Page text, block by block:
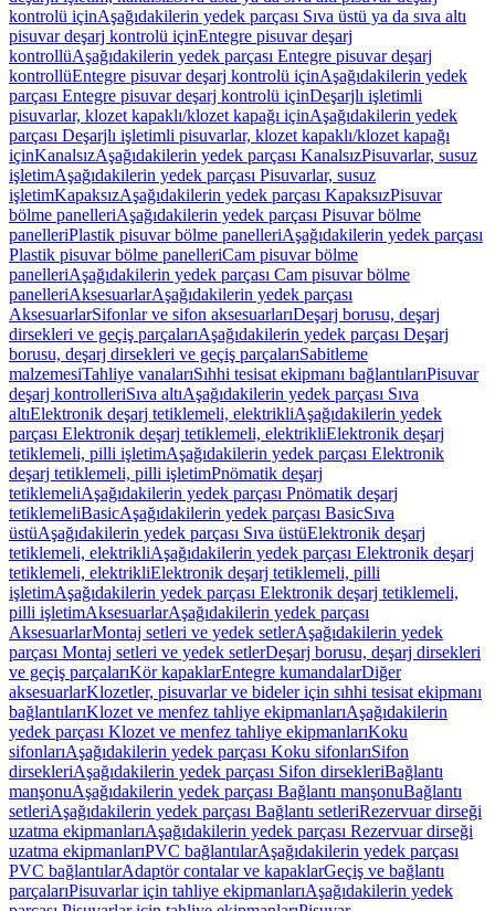
kontrolü içinAşağıdakilerin yedek parçası Sıva üstü ya da sıva altı
pisuvar deşarj kontrolü içinEntegre pisuvar deşarj
kontrollüAşağıdakilerin yedek parçası Entegre pisuvar deşarj
kontrollüEntegre pisuvar deşarj kontrolü içinAşağıdakilerin yedek
parçası Entegre pisuvar deşarj kontrolü içinDeşarjlı işletimli
pisuvarlar, klozet kapaklı/klozet kapağı içinAşağıdakilerin yedek
parçası Deşarjlı işletimli pisuvarlar, klozet kapaklı/klozet kapağı
içinKanalsızAşağıdakilerin yedek parçası KanalsızPisuvarlar, susuz
işletimAşağıdakilerin yedek parçası Pisuvarlar, susuz
işletimKapaksızAşağıdakilerin yedek parçası KapaksızPisuvar
bölme panelleriAşağıdakilerin yedek parçası Pisuvar bölme
panelleriPlastik pisuvar bölme panelleriAşağıdakilerin yedek parçası
Plastik pisuvar bölme panelleriCam pisuvar bölme
panelleriAşağıdakilerin yedek parçası Cam pisuvar bölme
panelleriAksesuarlarAşağıdakilerin yedek parçası
AksesuarlarSifonlar ve sifon aksesuarlarıDeşarj borusu, deşarj
dirsekleri ve geçiş parçalarıAşağıdakilerin yedek parçası Deşarj
borusu, deşarj dirsekleri ve geçiş parçalarıSabitleme
malzemesiTahliye vanalarıSıhhi tesisat ekipmanı bağlantılarıPisuvar
deşarj kontrolleriSıva altıAşağıdakilerin yedek parçası Sıva
altıElektronik deşarj tetiklemeli, elektrikliAşağıdakilerin yedek
parçası Elektronik deşarj tetiklemeli, elektrikliElektronik deşarj
tetiklemeli, pilli işletimAşağıdakilerin yedek parçası Elektronik
deşarj tetiklemeli, pilli işletimPnömatik deşarj
tetiklemeliAşağıdakilerin yedek parçası Pnömatik deşarj
tetiklemeliBasicAşağıdakilerin yedek parçası BasicSıva
üstüAşağıdakilerin yedek parçası Sıva üstüElektronik deşarj
tetiklemeli, elektrikliAşağıdakilerin yedek parçası Elektronik deşarj
tetiklemeli, elektrikliElektronik deşarj tetiklemeli, pilli
işletimAşağıdakilerin yedek parçası Elektronik deşarj tetiklemeli,
pilli işletimAksesuarlarAşağıdakilerin yedek parçası
AksesuarlarMontaj setleri ve yedek setlerAşağıdakilerin yedek
parçası Montaj setleri ve yedek setlerDeşarj borusu, deşarj dirsekleri
ve geçiş parçalarıKör kapaklarEntegre kumandalarDiğer
aksesuarlarKlozetler, pisuvarlar ve bideler için sıhhi tesisat ekipmanı
bağlantılarıKlozet ve menfez tahliye ekipmanlarıAşağıdakilerin
yedek parçası Klozet ve menfez tahliye ekipmanlarıKoku
sifonlarıAşağıdakilerin yedek parçası Koku sifonlarıSifon
dirsekleriAşağıdakilerin yedek parçası Sifon dirsekleriBağlantı
manşonuAşağıdakilerin yedek parçası Bağlantı manşonuBağlantı
setleriAşağıdakilerin yedek parçası Bağlantı setleriRezervuar dirseği
uzatma ekipmanlarıAşağıdakilerin yedek parçası Rezervuar dirseği
uzatma ekipmanlarıPVC bağlantılarAşağıdakilerin yedek parçası
PVC bağlantılarAdaptör contalar ve kapaklarGeçiş ve bağlantı
parçalarıPisuvarlar için tahliye ekipmanlarıAşağıdakilerin yedek